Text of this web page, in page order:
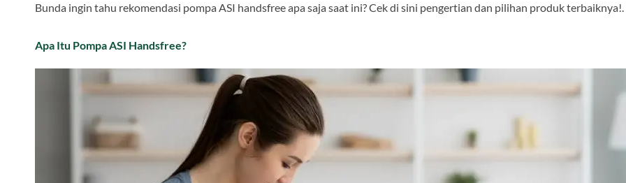
Bunda ingin tahu rekomendasi pompa ASI handsfree apa saja saat ini? Cek di sini pengertian dan pilihan produk terbaiknya!.
Apa Itu Pompa ASI Handsfree?